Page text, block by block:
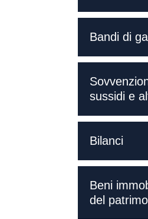
Bandi di
sussidi e
Bilanci
Beni
del